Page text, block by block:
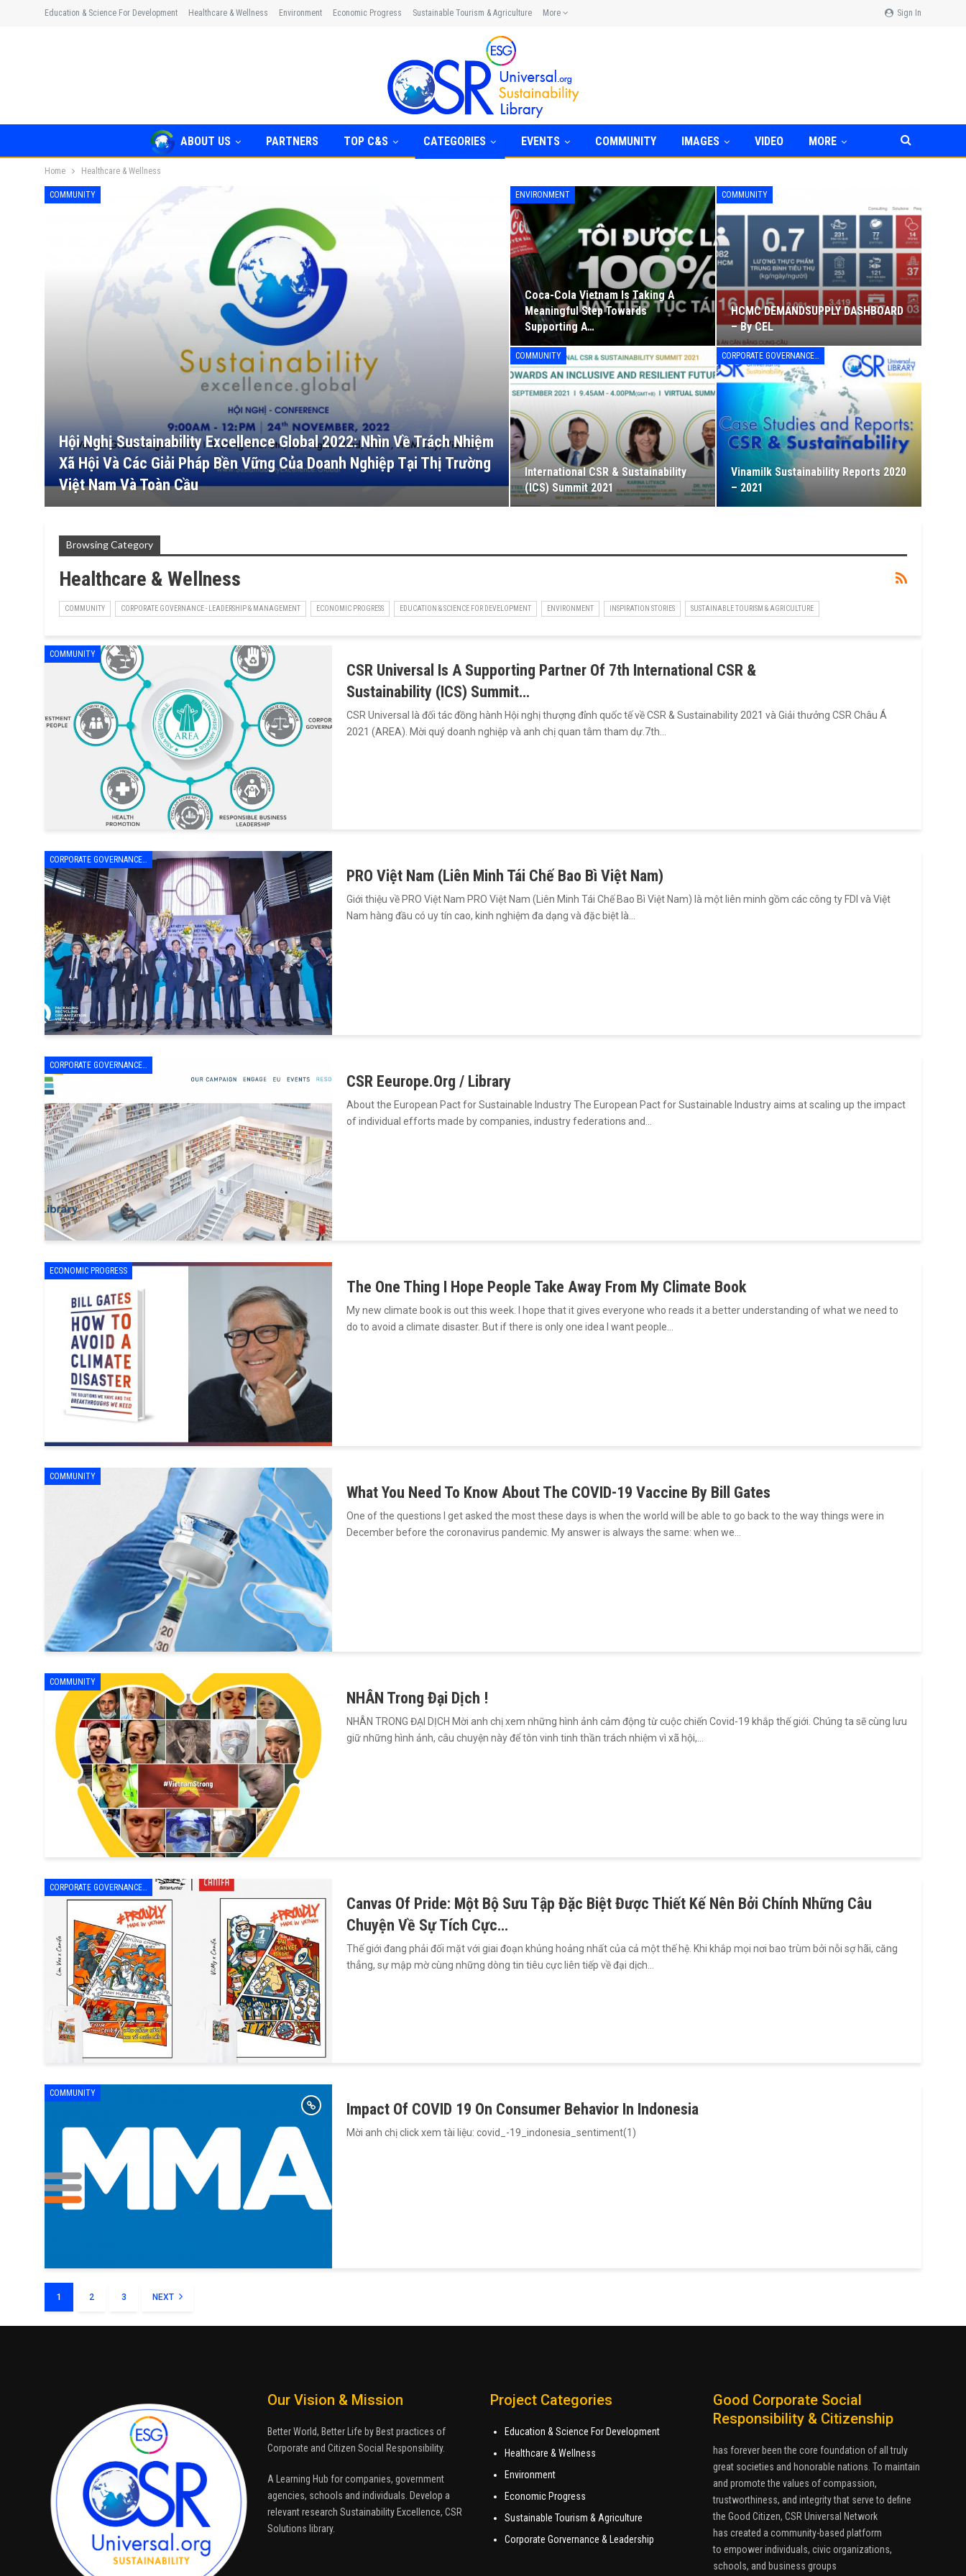
Sign In
Education & Science For Development Healthcare & Wellness Environment Economic Progress Sustainable Tourism & Agriculture More
ABOUT US PARTNERS TOP C&S CATEGORIES EVENTS COMMUNITY IMAGES VIDEO MORE
Home Healthcare & Wellness
COMMUNITY
Hội Nghị Sustainability Excellence Global 2022: Nhìn Về Trách Nhiệm
Xã Hội Và Các Giải Pháp Bền Vững Của Doanh Nghiệp Tại Thị Trường
Việt Nam Và Toàn Cầu
ENVIRONMENT
Coca-Cola Vietnam Is Taking A
Meaningful Step Towards
Supporting A…
COMMUNITY
HCMC DEMANDSUPPLY DASHBOARD
– By CEL
COMMUNITY
International CSR & Sustainability
(ICS) Summit 2021
CORPORATE GOVERNANCE - LEADERSHIP & MANAGEMENT
Vinamilk Sustainability Reports 2020
– 2021
Browsing Category
Healthcare & Wellness
COMMUNITY CORPORATE GOVERNANCE - LEADERSHIP & MANAGEMENT ECONOMIC PROGRESS EDUCATION & SCIENCE FOR DEVELOPMENT ENVIRONMENT INSPIRATION STORIES SUSTAINABLE TOURISM & AGRICULTURE
COMMUNITY
CSR Universal Is A Supporting Partner Of 7th International CSR &
Sustainability (ICS) Summit…
CSR Universal là đối tác đồng hành Hội nghị thượng đỉnh quốc tế về CSR & Sustainability 2021 và Giải thưởng CSR Châu Á
2021 (AREA). Mời quý doanh nghiệp và anh chị quan tâm tham dự.7th…
CORPORATE GOVERNANCE - LEADERSHIP & MANAGEMENT
PRO Việt Nam (Liên Minh Tái Chế Bao Bì Việt Nam)
Giới thiệu về PRO Việt Nam PRO Việt Nam (Liên Minh Tái Chế Bao Bì Việt Nam) là một liên minh gồm các công ty FDI và Việt
Nam hàng đầu có uy tín cao, kinh nghiệm đa dạng và đặc biệt là…
CORPORATE GOVERNANCE - LEADERSHIP & MANAGEMENT
CSR Eeurope.Org / Library
About the European Pact for Sustainable Industry The European Pact for Sustainable Industry aims at scaling up the impact
of individual efforts made by companies, industry federations and…
ECONOMIC PROGRESS
The One Thing I Hope People Take Away From My Climate Book
My new climate book is out this week. I hope that it gives everyone who reads it a better understanding of what we need to
do to avoid a climate disaster. But if there is only one idea I want people…
COMMUNITY
What You Need To Know About The COVID-19 Vaccine By Bill Gates
One of the questions I get asked the most these days is when the world will be able to go back to the way things were in
December before the coronavirus pandemic. My answer is always the same: when we…
COMMUNITY
NHÂN Trong Đại Dịch !
NHÂN TRONG ĐẠI DỊCH Mời anh chị xem những hình ảnh cảm động từ cuộc chiến Covid-19 khắp thế giới. Chúng ta sẽ cùng lưu
giữ những hình ảnh, câu chuyện này để tôn vinh tinh thần trách nhiệm vì xã hội,…
CORPORATE GOVERNANCE - LEADERSHIP & MANAGEMENT
Canvas Of Pride: Một Bộ Sưu Tập Đặc Biệt Được Thiết Kế Nên Bởi Chính Những Câu
Chuyện Về Sự Tích Cực…
Thế giới đang phải đối mặt với giai đoạn khủng hoảng nhất của cả một thế hệ. Khi khắp mọi nơi bao trùm bởi nỗi sợ hãi, căng
thẳng, sự mập mờ cùng những dòng tin tiêu cực liên tiếp về đại dịch…
COMMUNITY
Impact Of COVID 19 On Consumer Behavior In Indonesia
Mời anh chị click xem tài liệu: covid_-19_indonesia_sentiment(1)
1 2 3 NEXT
Our Vision & Mission
Better World, Better Life by Best practices of
Corporate and Citizen Social Responsibility.
A Learning Hub for companies, government
agencies, schools and individuals. Develop a
relevant research Sustainability Excellence, CSR
Solutions library.
Project Categories
Education & Science For Development
Healthcare & Wellness
Environment
Economic Progress
Sustainable Tourism & Agriculture
Corporate Gorvernance & Leadership
Good Corporate Social
Responsibility & Citizenship
has forever been the core foundation of all truly
great societies and honorable nations. To maintain
and promote the values of compassion,
trustworthiness, and integrity that serve to define
the Good Citizen, CSR Universal Network
has created a community-based platform
to empower individuals, civic organizations,
schools, and business groups